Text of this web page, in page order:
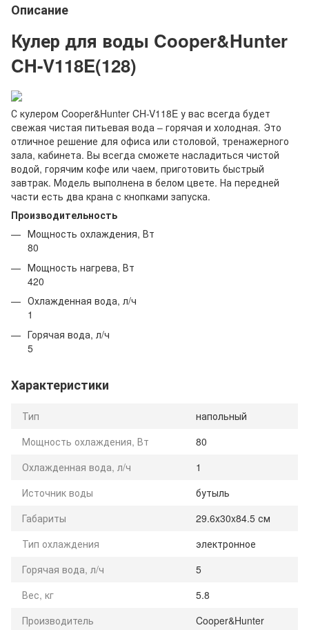
Описание
Кулер для воды Cooper&Hunter
CH-V118E(128)
С кулером Cooper&Hunter CH-V118E у вас всегда будет
свежая чистая питьевая вода – горячая и холодная. Это
отличное решение для офиса или столовой, тренажерного
зала, кабинета. Вы всегда сможете насладиться чистой
водой, горячим кофе или чаем, приготовить быстрый
завтрак. Модель выполнена в белом цвете. На передней
части есть два крана с кнопками запуска.
Производительность
Мощность охлаждения, Вт
80
Мощность нагрева, Вт
420
Охлажденная вода, л/ч
1
Горячая вода, л/ч
5
Характеристики
Тип
напольный
Мощность охлаждения, Вт
80
Охлажденная вода, л/ч
1
Источник воды
бутыль
Габариты
29.6х30x84.5 см
Тип охлаждения
электронное
Горячая вода, л/ч
5
Вес, кг
5.8
Производитель
Cooper&Hunter